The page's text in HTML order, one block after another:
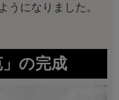
うになりました。
の完成